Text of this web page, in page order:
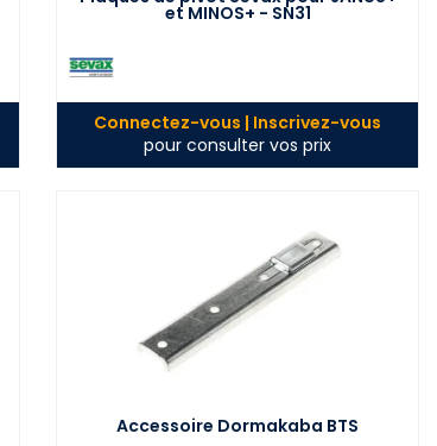
et MINOS+ - SN31
Connectez-vous | Inscrivez-vous
pour consulter vos prix
Accessoire Dormakaba BTS